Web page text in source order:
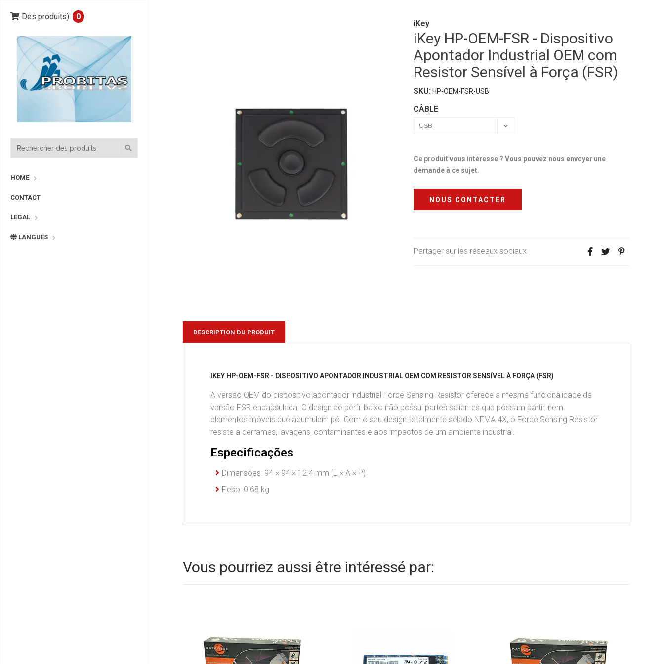
Des produits): 0
HOME
CONTACT
LÉGAL
LANGUES
iKey
iKey HP-OEM-FSR - Dispositivo
Apontador Industrial OEM com
Resistor Sensível à Força (FSR)
SKU: HP-OEM-FSR-USB
CÂBLE
Ce produit vous intéresse ? Vous pouvez nous envoyer une
demande à ce sujet.
NOUS CONTACTER
Partager sur les réseaux sociaux
DESCRIPTION DU PRODUIT
IKEY HP-OEM-FSR - DISPOSITIVO APONTADOR INDUSTRIAL OEM COM RESISTOR SENSÍVEL À FORÇA (FSR)
A versão OEM do dispositivo apontador industrial Force Sensing Resistor oferece a mesma funcionalidade da
versão FSR encapsulada. O design de perfil baixo não possui partes salientes que possam partir, nem
elementos móveis que acumulem pó. Com o seu design totalmente selado NEMA 4X, o Force Sensing Resistor
resiste a derrames, lavagens, contaminantes e aos impactos de um ambiente industrial.
Especificações
Dimensões: 94 × 94 × 12.4 mm (L × A × P)
Peso: 0.68 kg
Vous pourriez aussi être intéressé par: